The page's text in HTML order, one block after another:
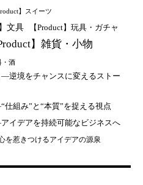
】スイーツ
文具 【Product】玩具・ガチャ
】雑貨・小物
・酒
逆境をチャンスに変えるストー
組み”と“本質”を捉える視点
イデアを持続可能なビジネスへ
を惹きつけるアイデアの源泉